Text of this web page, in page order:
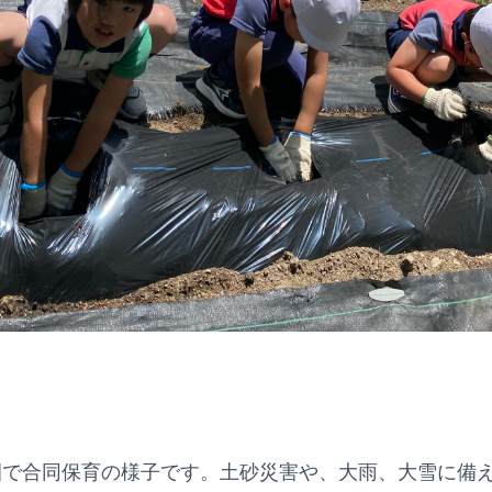
合同保育の様子です。土砂災害や、大雨、大雪に備